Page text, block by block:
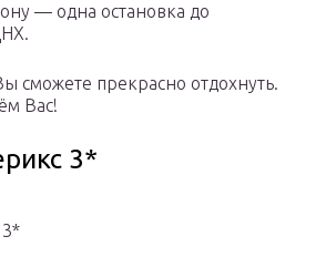
— одна остановка до
сможете прекрасно отдохнуть.
Вас!
3*